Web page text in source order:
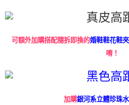
可額外加購搭配隨拆即換的婚鞋鞋花鞋
唷！
加購銀河系立體珍珠